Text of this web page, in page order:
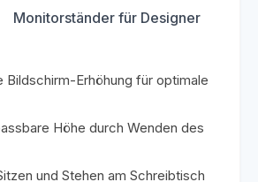
Monitorständer für Designer
Bildschirm-Erhöhung für optimale
Höhe durch Wenden des
und Stehen am Schreibtisch